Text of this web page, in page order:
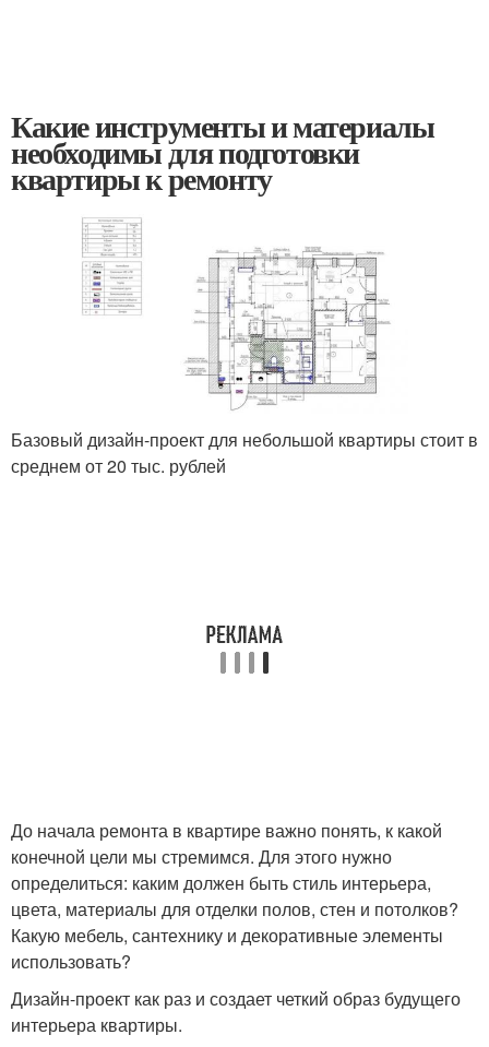
Какие инструменты и материалы
необходимы для подготовки
квартиры к ремонту
Базовый дизайн-проект для небольшой квартиры стоит в
среднем от 20 тыс. рублей
До начала ремонта в квартире важно понять, к какой
конечной цели мы стремимся. Для этого нужно
определиться: каким должен быть стиль интерьера,
цвета, материалы для отделки полов, стен и потолков?
Какую мебель, сантехнику и декоративные элементы
использовать?
Дизайн-проект как раз и создает четкий образ будущего
интерьера квартиры.